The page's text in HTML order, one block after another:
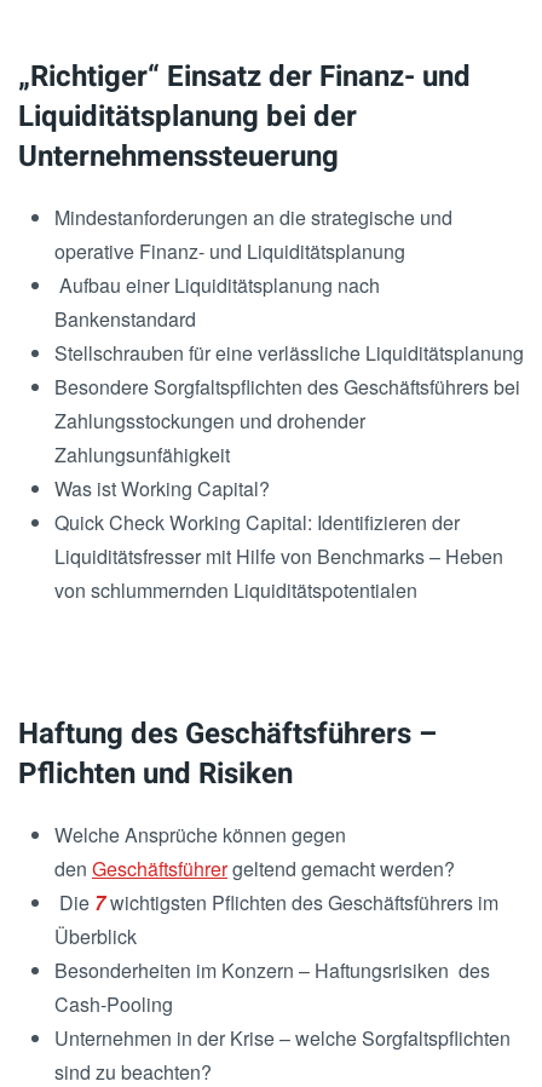
„Richtiger“ Einsatz der Finanz- und
Liquiditätsplanung bei der
Unternehmenssteuerung
Mindestanforderungen an die strategische und
operative Finanz- und Liquiditätsplanung
Aufbau einer Liquiditätsplanung nach
Bankenstandard
Stellschrauben für eine verlässliche Liquiditätsplanung
Besondere Sorgfaltspflichten des Geschäftsführers bei
Zahlungsstockungen und drohender
Zahlungsunfähigkeit
Was ist Working Capital?
Quick Check Working Capital: Identifizieren der
Liquiditätsfresser mit Hilfe von Benchmarks – Heben
von schlummernden Liquiditätspotentialen
Haftung des Geschäftsführers –
Pflichten und Risiken
Welche Ansprüche können gegen
den Geschäftsführergeltend gemacht werden?
Die 7wichtigsten Pflichten des Geschäftsführers im
Überblick
Besonderheiten im Konzern – Haftungsrisiken des
Cash-Pooling
Unternehmen in der Krise – welche Sorgfaltspflichten
sind zu beachten?